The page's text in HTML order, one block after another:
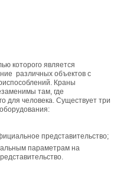
которого является
различных объектов с
Краны
там, где
для человека. Существует три
представительство;
параметрам на